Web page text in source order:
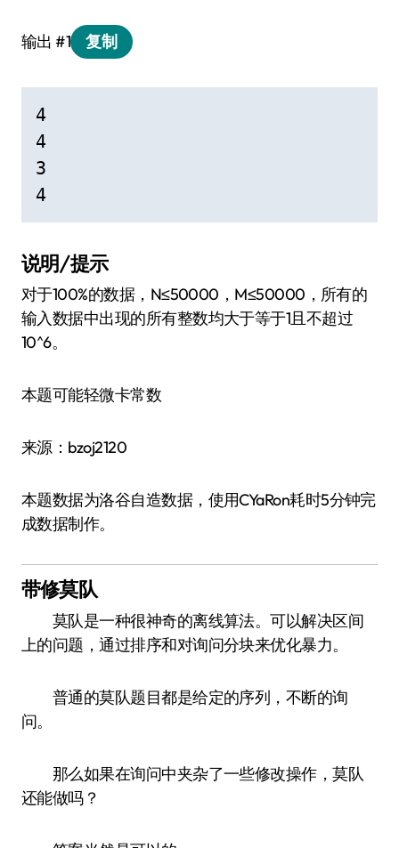
输出 #1 复制
4
4
3
说明/提示
对于100%的数据，N≤50000，M≤50000，所有的
输入数据中出现的所有整数均大于等于1且不超过
10^6。
本题可能轻微卡常数
来源：bzoj2120
本题数据为洛谷自造数据，使用CYaRon耗时5分钟完
成数据制作。
带修莫队
莫队是一种很神奇的离线算法。可以解决区间
上的问题，通过排序和对询问分块来优化暴力。
普通的莫队题目都是给定的序列，不断的询
问。
那么如果在询问中夹杂了一些修改操作，莫队
还能做吗？